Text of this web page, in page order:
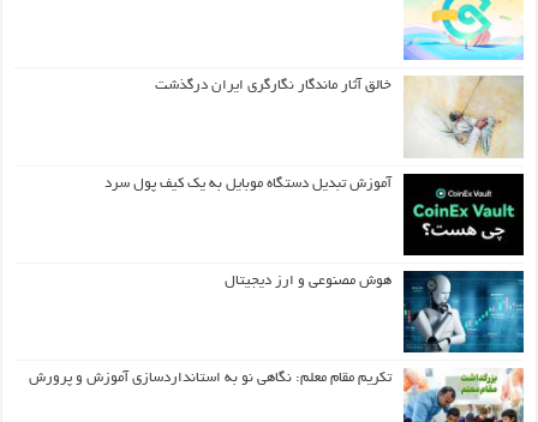
خالق آثار ماندگار نگارگری ایران درگذشت
آموزش تبدیل دستگاه موبایل به یک کیف‌ پول سرد
هوش مصنوعی و ارز دیجیتال
تکریم مقام معلم: نگاهی نو به استانداردسازی آموزش و پرورش